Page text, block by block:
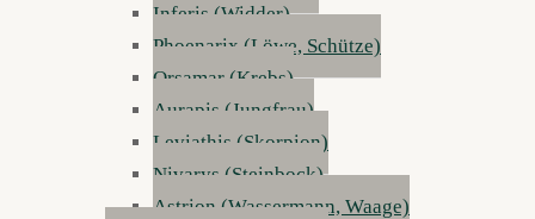
Inferis (Widder)
Phoenarix (Löwe, Schütze)
Orsamar (Krebs)
Aurapis (Jungfrau)
Leviathis (Skorpion)
Nivarys (Steinbock)
Astrion (Wassermann, Waage)